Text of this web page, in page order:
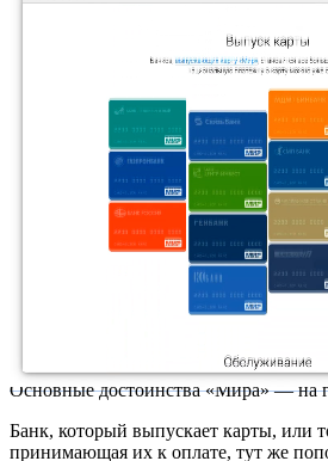
Основные достоинства «Мира» — на
Банк, который выпускает карты, или
принимающая их к оплате, тут же